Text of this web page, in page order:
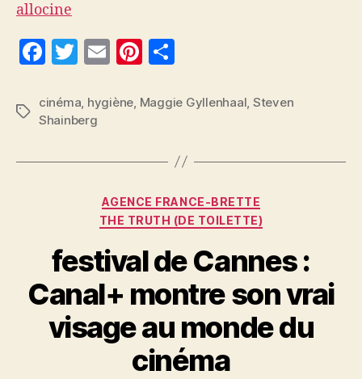
allocine
F
c
e
b
T
itt
er
E
ai
Pi
er
t
rt
g
Étiquettes
cinéma hygiène Maggie Gyllenhaal Steven
Shainberg
Catégories
AGENCE FRANCE-BRETTE
THE TRUTH (DE TOILETTE)
festival de Cannes :
Canal+ montre son vrai
visage au monde du
cinéma